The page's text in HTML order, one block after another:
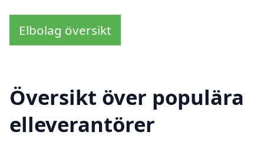
Elbolag översikt
Översikt över populära
elleverantörer